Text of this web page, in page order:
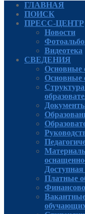
ГЛАВНАЯ
ПОИСК
ПРЕСС-ЦЕНТР
Новости
Видеотека
СВЕДЕНИЯ
Основные
Основные
Доступная
Платные